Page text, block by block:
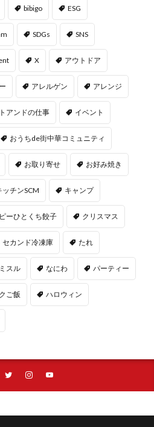
bibigo ESG
SDGs SNS
X アウトドア
アレルゲン アレンジ
アンドの仕事 イベント
おうちde街中華コミュニティ
お取り寄せ お好み焼き
ッチンSCM キャンプ
ーひとくち餃子 クリスマス
セカンド冷凍庫 たれ
スル なにわ パーティー
ご飯 ハロウィン